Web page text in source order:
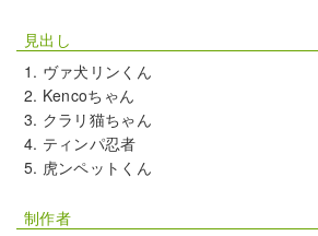
見出し
ヴァ犬リンくん
Kencoちゃん
クラリ猫ちゃん
ティンパ忍者
虎ンペットくん
制作者